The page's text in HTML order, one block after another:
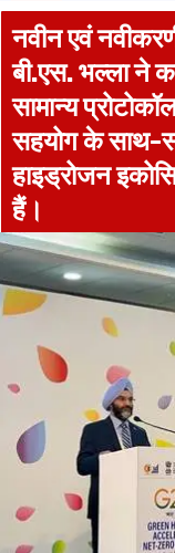
नवीन एवं
बी.एस. भल्ला ने
सामान्य
सहयोग के साथ-
हाइड्रोजन
हैं।